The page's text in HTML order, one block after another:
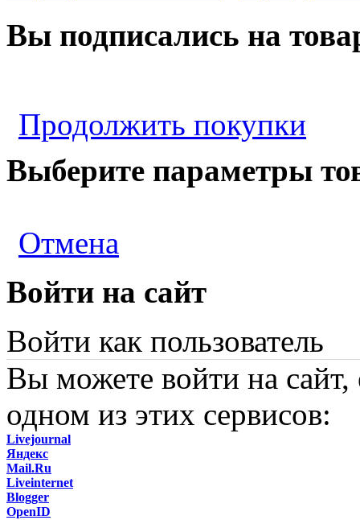
Вы подписались на
Продолжить покупки
Выберите параметры
Отмена
Войти на сайт
Войти как пользователь
Вы можете войти на сайт,
одном из этих сервисов:
Livejournal
Яндекс
Mail.Ru
Liveinternet
Blogger
OpenID